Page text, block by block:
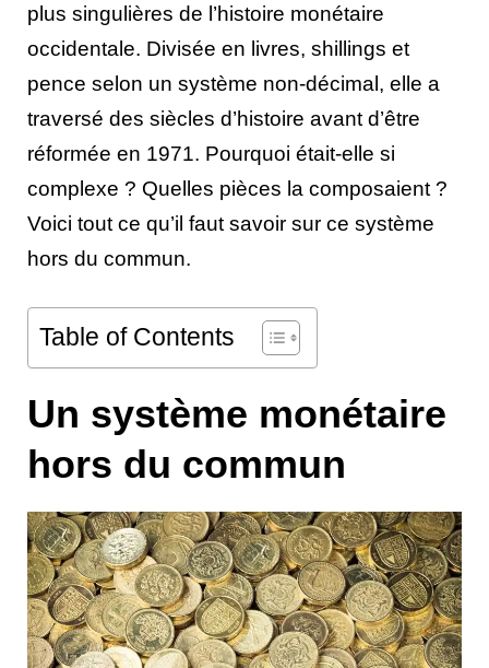
plus singulières de l’histoire monétaire
occidentale. Divisée en livres, shillings et
pence selon un système non-décimal, elle a
traversé des siècles d’histoire avant d’être
réformée en 1971. Pourquoi était-elle si
complexe ? Quelles pièces la composaient ?
Voici tout ce qu’il faut savoir sur ce système
hors du commun.
Table of Contents
Un système monétaire
hors du commun